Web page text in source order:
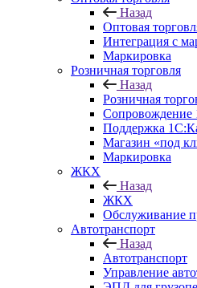
Назад
Оптовая
Интеграция с
Маркировка
Розничная торговля
Назад
Розничная
Поддержка
Магазин «под
Маркировка
ЖКХ
Назад
ЖКХ
Обслуживание
Автотранспорт
Назад
Автотранспорт
Управление